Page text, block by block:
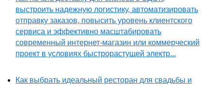
выстроить надежную логистику, автоматизировать
отправку заказов, повысить уровень клиентского
сервиса и эффективно масштабировать
современный интернет-магазин или коммерческий
проект в условиях быстрорастущей электр...
Как выбрать идеальный ресторан для свадьбы и